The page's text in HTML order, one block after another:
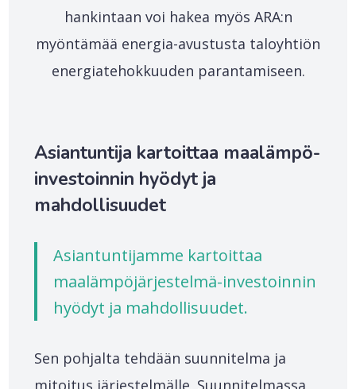
hankintaan voi hakea myös ARA:n
myöntämää energia-avustusta taloyhtiön
energiatehokkuuden parantamiseen.
Asiantuntija kartoittaa maalämpö-
investoinnin hyödyt ja
mahdollisuudet
Asiantuntijamme kartoittaa
maalämpöjärjestelmä-investoinnin
hyödyt ja mahdollisuudet.
Sen pohjalta tehdään suunnitelma ja
mitoitus järjestelmälle. Suunnitelmassa